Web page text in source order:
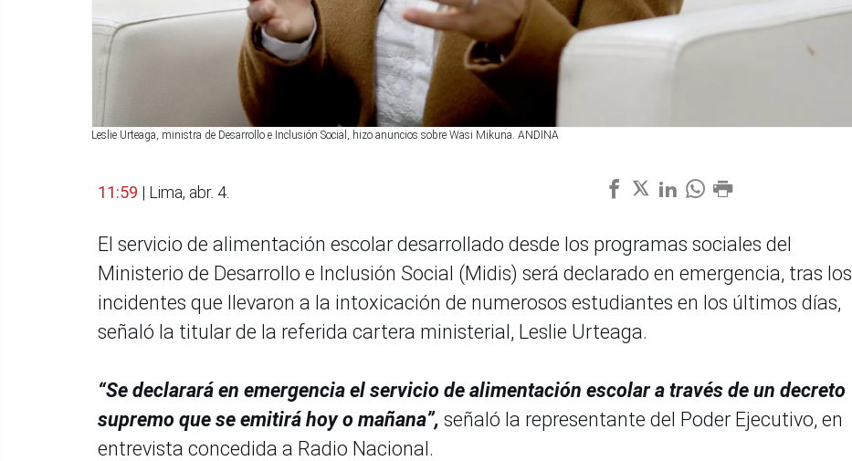
Leslie Urteaga, ministra de Desarrollo e Inclusión Social, hizo anuncios sobre Wasi Mikuna. ANDINA
11:59 | Lima, abr. 4.
El servicio de alimentación escolar desarrollado desde los programas sociales del
Ministerio de Desarrollo e Inclusión Social (Midis) será declarado en emergencia, tras los
incidentes que llevaron a la intoxicación de numerosos estudiantes en los últimos días,
señaló la titular de la referida cartera ministerial, Leslie Urteaga.
“Se declarará en emergencia el servicio de alimentación escolar a través de un decreto
supremo que se emitirá hoy o mañana”, señaló la representante del Poder Ejecutivo, en
entrevista concedida a Radio Nacional.